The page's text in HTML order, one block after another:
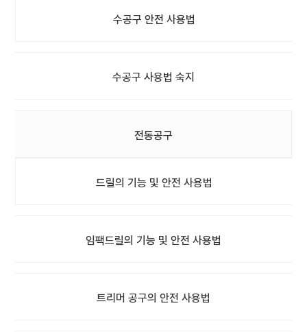
수공구 안전 사용법
수공구 사용법 숙지
전동공구
드릴의 기능 및 안전 사용법
임팩드릴의 기능 및 안전 사용법
트리머 공구의 안전 사용법